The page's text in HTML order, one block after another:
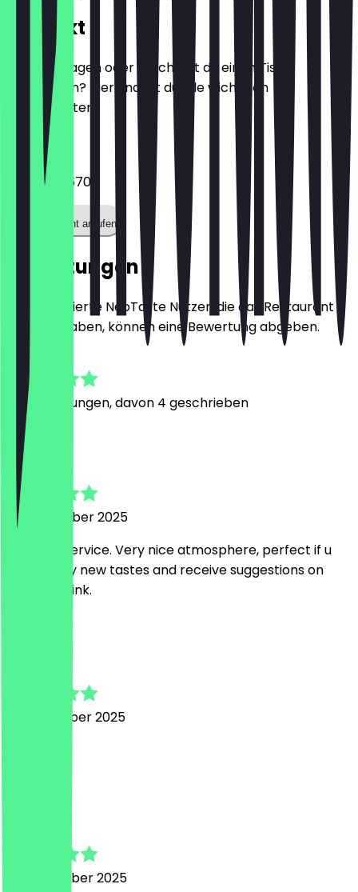
Kontakt
Hast du Fragen oder möchtest du einen Tisch
reservieren? Hier findest du alle wichtigen
Kontaktdaten.
Telefon
020 7388 6704
Restaurant anrufen
Bewertungen
Nur registrierte NeoTaste Nutzer, die das Restaurant
besucht haben, können eine Bewertung abgeben.
Bewertungen, davon 4 geschrieben
Alex
28. Dezember 2025
Amazing service. Very nice atmosphere, perfect if u
want to try new tastes and receive suggestions on
what to drink.
14. Dezember 2025
22. November 2025